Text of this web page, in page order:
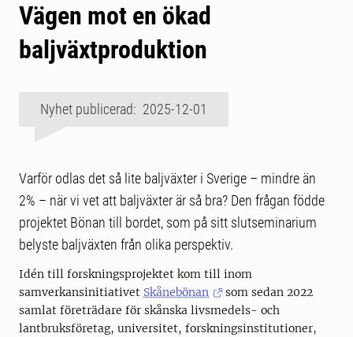
Vägen mot en ökad
baljväxtproduktion
Nyhet publicerad: 2025-12-01
Varför odlas det så lite baljväxter i Sverige – mindre än
2% – när vi vet att baljväxter är så bra? Den frågan födde
projektet Bönan till bordet, som på sitt slutseminarium
belyste baljväxten från olika perspektiv.
Idén till forskningsprojektet kom till inom
samverkansinitiativet Skånebönan
som sedan 2022
samlat företrädare för skånska livsmedels- och
lantbruksföretag, universitet, forskningsinstitutioner,